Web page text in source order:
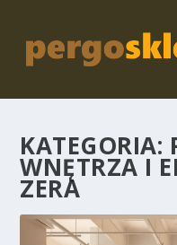
KATEGORIA:
WNĘTRZA I
ZERA